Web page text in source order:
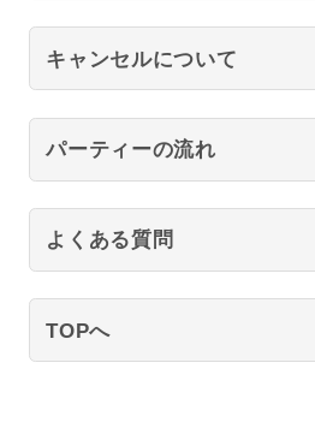
キャンセルについて
パーティーの流れ
よくある質問
TOPへ